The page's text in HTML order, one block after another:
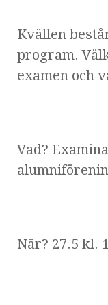
Kvällen
program.
examen och
Vad?
När? 27.5 kl.